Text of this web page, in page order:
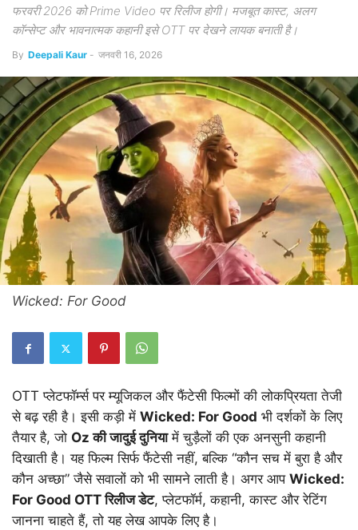
फरवरी 2026 को Prime Video पर रिलीज होगी। मजबूत कास्ट, अलग
कॉन्सेप्ट और भावनात्मक कहानी इसे OTT पर देखने लायक बनाती है।
By Deepali Kaur - जनवरी 16, 2026
Wicked: For Good
OTT प्लेटफॉर्म्स पर म्यूजिकल और फैंटेसी फिल्मों की लोकप्रियता तेजी
से बढ़ रही है। इसी कड़ी में Wicked: For Good भी दर्शकों के लिए
तैयार है, जो Oz की जादुई दुनियामें चुड़ैलों की एक अनसुनी कहानी
दिखाती है। यह फिल्म सिर्फ फैंटेसी नहीं, बल्कि “कौन सच में बुरा है और
कौन अच्छा” जैसे सवालों को भी सामने लाती है। अगर आप Wicked:
For Good OTT रिलीज डेट, प्लेटफॉर्म, कहानी, कास्ट और रेटिंग
जानना चाहते हैं, तो यह लेख आपके लिए है।